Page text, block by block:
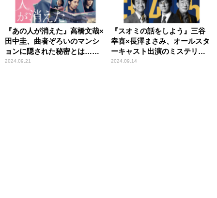
『あの人が消えた』高橋文哉×
田中圭、曲者ぞろいのマンシ
ョンに隠された秘密とは……
2024.09.21
『スオミの話をしよう』三谷
幸喜×長澤まさみ、オールスタ
ーキャスト出演のミステリ
ー・コメディ
2024.09.14